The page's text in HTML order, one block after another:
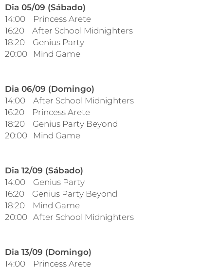
Dia 05/09 (Sábado)
14:00 Princess Arete
16:20 After School Midnighters
18:20 Genius Party
20:00 Mind Game
Dia 06/09 (Domingo)
14:00 After School Midnighters
16:20 Princess Arete
18:20 Genius Party Beyond
20:00 Mind Game
Dia 12/09 (Sábado)
14:00 Genius Party
16:20 Genius Party Beyond
18:20 Mind Game
20:00 After School Midnighters
Dia 13/09 (Domingo)
14:00 Princess Arete